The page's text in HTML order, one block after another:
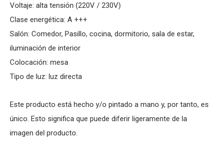
Voltaje: alta tensión (220V / 230V)
Clase energética: A +++
Salón: Comedor, Pasillo, cocina, dormitorio, sala de estar,
iluminación de interior
Colocación: mesa
Tipo de luz: luz directa
Este producto está hecho y/o pintado a mano y, por tanto, es
único. Esto significa que puede diferir ligeramente de la
imagen del producto.